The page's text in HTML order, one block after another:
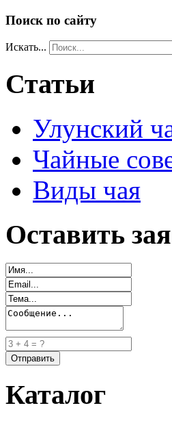
Поиск по сайту
Искать...
Статьи
Улунский
Чайные
Виды чая
Оставить
Каталог